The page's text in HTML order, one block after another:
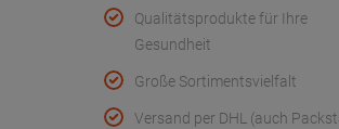
Qualitätsprodukte für Ihre
Gesundheit
Große Sortimentsvielfalt
Versand per DHL (auch